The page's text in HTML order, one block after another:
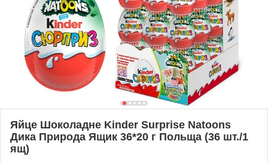
Яйце Шоколадне Kinder Surprise Natoons
Дика Природа Ящик 36*20 г Польща (36 шт./1
ящ)